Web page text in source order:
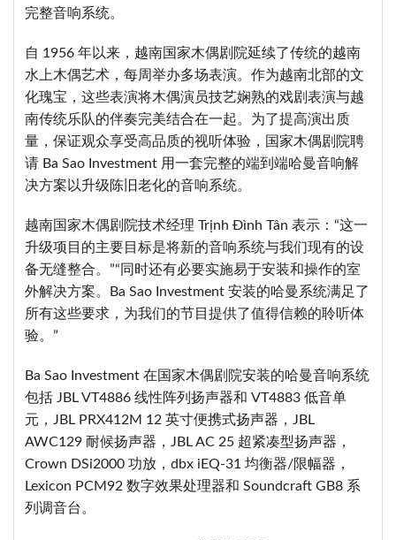
完整音响系统。
自 1956 年以来，越南国家木偶剧院延续了传统的越南
水上木偶艺术，每周举办多场表演。作为越南北部的文
化瑰宝，这些表演将木偶演员技艺娴熟的戏剧表演与越
南传统乐队的伴奏完美结合在一起。为了提高演出质
量，保证观众享受高品质的视听体验，国家木偶剧院聘
请 Ba Sao Investment 用一套完整的端到端哈曼音响解
决方案以升级陈旧老化的音响系统。
越南国家木偶剧院技术经理 Trịnh Đình Tân 表示：“这一
升级项目的主要目标是将新的音响系统与我们现有的设
备无缝整合。”“同时还有必要实施易于安装和操作的室
外解决方案。Ba Sao Investment 安装的哈曼系统满足了
所有这些要求，为我们的节目提供了值得信赖的聆听体
验。”
Ba Sao Investment 在国家木偶剧院安装的哈曼音响系统
包括 JBL VT4886 线性阵列扬声器和 VT4883 低音单
元，JBL PRX412M 12 英寸便携式扬声器，JBL
AWC129 耐候扬声器，JBL AC 25 超紧凑型扬声器，
Crown DSi2000 功放，dbx iEQ-31 均衡器/限幅器，
Lexicon PCM92 数字效果处理器和 Soundcraft GB8 系
列调音台。